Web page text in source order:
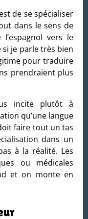
de se spécialiser
dans le sens de
vers le
si je parle très bien
pour traduire
prendraient plus
incite plutôt à
qu’une langue
faire tout un tas
dans un
à la réalité. Les
ou médicales
et on monte en